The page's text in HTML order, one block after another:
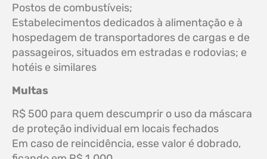
Postos de combustíveis;
Estabelecimentos dedicados à alimentação e à
hospedagem de transportadores de cargas e de
passageiros, situados em estradas e rodovias; e
hotéis e similares
Multas
R$ 500 para quem descumprir o uso da máscara
de proteção individual em locais fechados
Em caso de reincidência, esse valor é dobrado,